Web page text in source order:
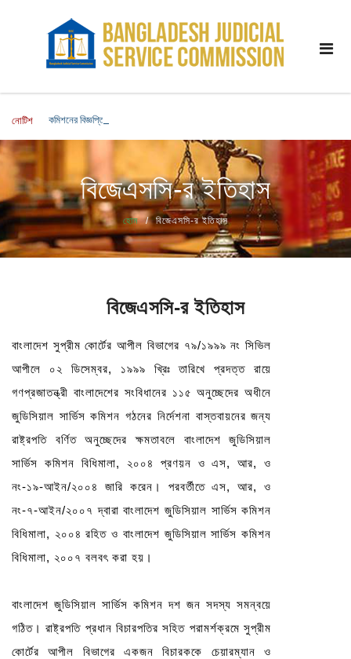
নোটিশ কমিশনের বিজ্ঞপ্তিমূলে জারিকারক পদে লিখিত পরীক্ষার ফলাফল এবং মৌখিক পরীক্ষার সময়সূচি
বিজেএসসি-র ইতিহাস
হোম বিজেএসসি-র ইতিহাস
বিজেএসসি-র ইতিহাস
বাংলাদেশ সুপ্রীম কোর্টের আপীল বিভাগের ৭৯/১৯৯৯ নং সিভিল
আপীলে ০২ ডিসেম্বর, ১৯৯৯ খ্রিঃ তারিখে প্রদত্ত রায়ে
গণপ্রজাতন্ত্রী বাংলাদেশের সংবিধানের ১১৫ অনুচ্ছেদের অধীনে
জুডিসিয়াল সার্ভিস কমিশন গঠনের নির্দেশনা বাস্তবায়নের জন্য
রাষ্ট্রপতি বর্ণিত অনুচ্ছেদের ক্ষমতাবলে বাংলাদেশ জুডিসিয়াল
সার্ভিস কমিশন বিধিমালা, ২০০৪ প্রণয়ন ও এস,আর,ও
নং-১৯-আইন/২০০৪ জারি করেন। পরবর্তীতে এস,আর,ও
নং-৭-আইন/২০০৭ দ্বারা বাংলাদেশ জুডিসিয়াল সার্ভিস কমিশন
বিধিমালা, ২০০৪ রহিত ও বাংলাদেশ জুডিসিয়াল সার্ভিস কমিশন
বিধিমালা, ২০০৭ বলবৎ করা হয়।
বাংলাদেশ জুডিসিয়াল সার্ভিস কমিশন দশ জন সদস্য সমন্বয়ে
গঠিত। রাষ্ট্রপতি প্রধান বিচারপতির সহিত পরামর্শক্রমে সুপ্রীম
কোর্টের আপীল বিভাগের একজন বিচারককে চেয়ারম্যান ও